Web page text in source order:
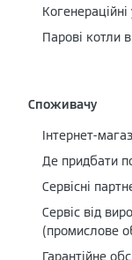
Парові котли
Споживачу
Інтернет-
Де придбати
Сервісні
Cервіс від
(промислове
Гарантійне